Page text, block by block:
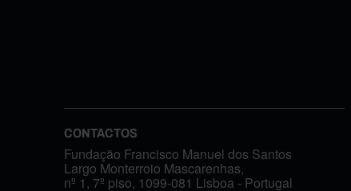
CONTACTOS
Fundação Francisco Manuel dos Santos
Largo Monterroio Mascarenhas,
nº 1, 7º piso, 1099-081 Lisboa - Portugal